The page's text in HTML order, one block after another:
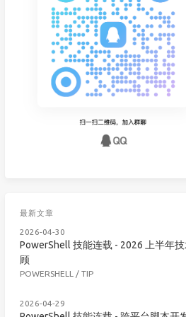
最新文章
2026-04-30
PowerShell 技能连载 - 2026 上半年技
顾
POWERSHELL / TIP
2026-04-29